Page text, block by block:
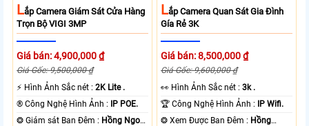
LẮp Camera Giám Sát Cửa Hàng
Trọn Bộ VIGI 3MP
Giá bán: 4,900,000 ₫
Giá Gốc: 9,500,000 ₫
️⚡ Hình Ảnh Sắc nét :2K Lite .
®️ Công Nghệ Hình Ảnh :
IP POE.
❂ Giám sát Ban Đêm : Hồng Ngoại
LẮp Camera Quan Sát Gia Đình
Gía Rẻ 3K
Giá bán: 8,500,000 ₫
Giá Gốc: 9,600,000 ₫
️👀 Hình Ảnh Sắc nét :3k .
🏆 Công Nghệ Hình Ảnh :
IP Wifi.
❂ Xem Được Ban Đêm : Hồng